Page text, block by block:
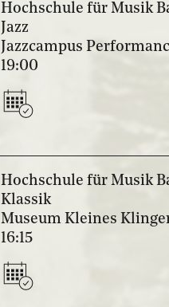
Hochschule für Musik
Jazz
Jazzcampus
19:00
Hochschule für Musik
Klassik
Museum Kleines
16:15